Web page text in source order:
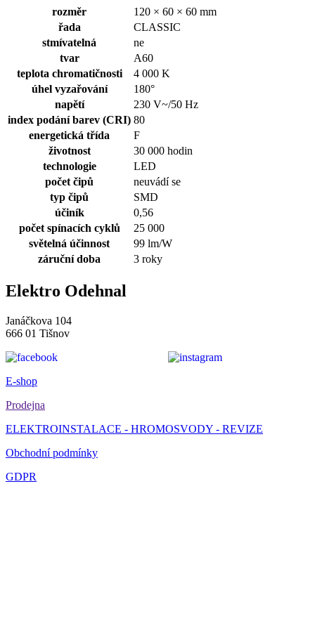
rozměr
120 × 60 × 60 mm
řada
CLASSIC
stmívatelná
ne
tvar
A60
teplota chromatičnosti
4 000 K
úhel vyzařování
180°
napětí
230 V~/50 Hz
index podání barev (CRI) 80
energetická třída
F
životnost
30 000 hodin
technologie
LED
počet čipů
neuvádí se
typ čipů
SMD
účiník
0,56
počet spínacích cyklů
25 000
světelná účinnost
99 lm/W
záruční doba
3 roky
Elektro Odehnal
Janáčkova 104
666 01 Tišnov
E-shop
Prodejna
ELEKTROINSTALACE - HROMOSVODY - REVIZE
Obchodní podmínky
GDPR